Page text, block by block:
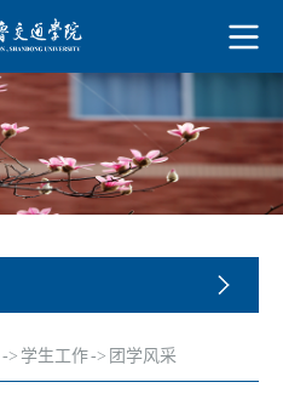
-> 学生工作-> 团学风采